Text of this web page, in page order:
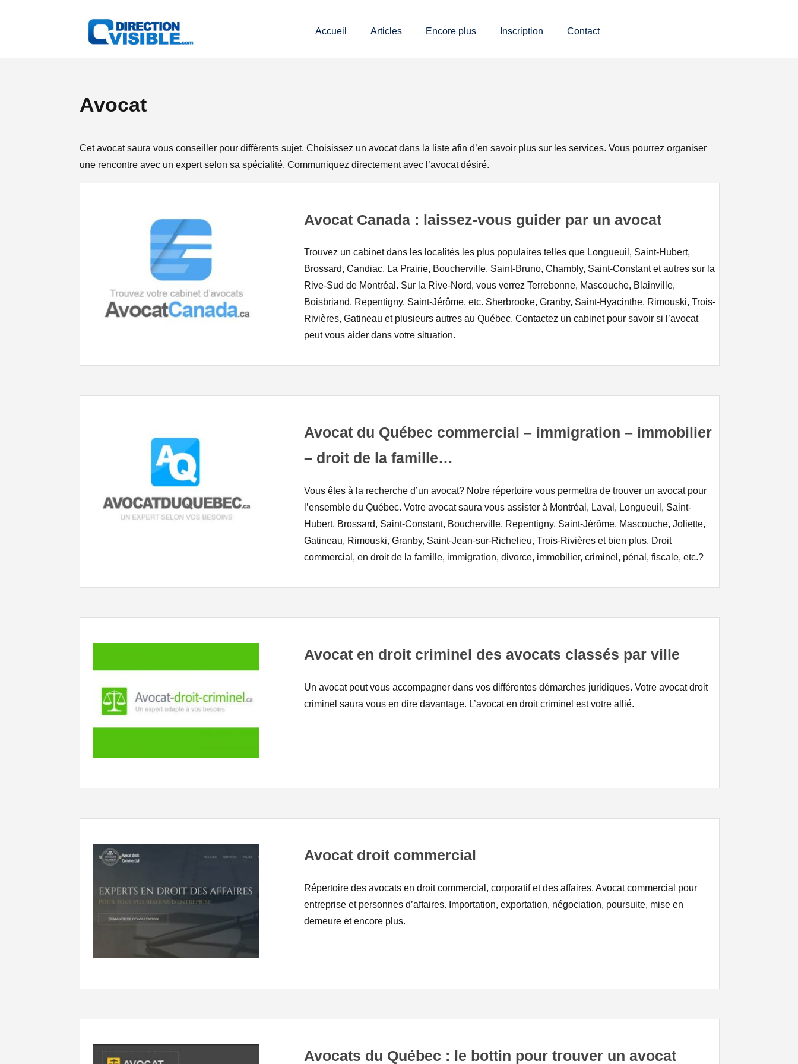
Accueil Articles Encore plus Inscription Contact
Avocat
Cet avocat saura vous conseiller pour différents sujet. Choisissez un avocat dans la liste afin d’en savoir plus sur les services. Vous pourrez organiser
une rencontre avec un expert selon sa spécialité. Communiquez directement avec l’avocat désiré.
Avocat Canada : laissez-vous guider par un avocat
Trouvez un cabinet dans les localités les plus populaires telles que Longueuil, Saint-Hubert,
Brossard, Candiac, La Prairie, Boucherville, Saint-Bruno, Chambly, Saint-Constant et autres sur la
Rive-Sud de Montréal. Sur la Rive-Nord, vous verrez Terrebonne, Mascouche, Blainville,
Boisbriand, Repentigny, Saint-Jérôme, etc. Sherbrooke, Granby, Saint-Hyacinthe, Rimouski, Trois-
Rivières, Gatineau et plusieurs autres au Québec. Contactez un cabinet pour savoir si l’avocat
peut vous aider dans votre situation.
Avocat du Québec commercial – immigration – immobilier
– droit de la famille…
Vous êtes à la recherche d’un avocat? Notre répertoire vous permettra de trouver un avocat pour
l’ensemble du Québec. Votre avocat saura vous assister à Montréal, Laval, Longueuil, Saint-
Hubert, Brossard, Saint-Constant, Boucherville, Repentigny, Saint-Jérôme, Mascouche, Joliette,
Gatineau, Rimouski, Granby, Saint-Jean-sur-Richelieu, Trois-Rivières et bien plus. Droit
commercial, en droit de la famille, immigration, divorce, immobilier, criminel, pénal, fiscale, etc.?
Avocat en droit criminel des avocats classés par ville
Un avocat peut vous accompagner dans vos différentes démarches juridiques. Votre avocat droit
criminel saura vous en dire davantage. L’avocat en droit criminel est votre allié.
Avocat droit commercial
Répertoire des avocats en droit commercial, corporatif et des affaires. Avocat commercial pour
entreprise et personnes d’affaires. Importation, exportation, négociation, poursuite, mise en
demeure et encore plus.
Avocats du Québec : le bottin pour trouver un avocat